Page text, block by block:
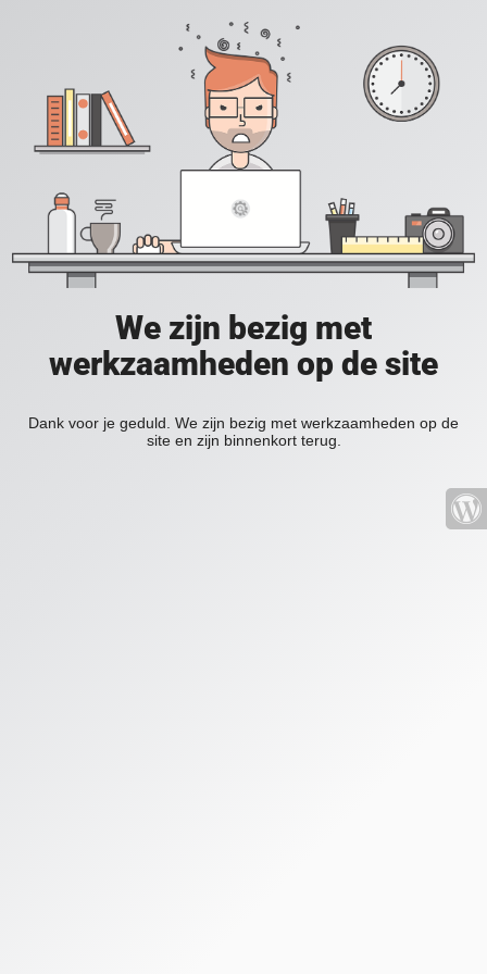
We zijn bezig met
werkzaamheden op de site
Dank voor je geduld. We zijn bezig met werkzaamheden op de
site en zijn binnenkort terug.